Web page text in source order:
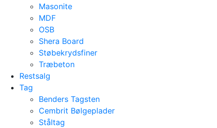
Masonite
MDF
OSB
Shera Board
Støbekrydsfiner
Træbeton
Restsalg
Tag
Benders Tagsten
Cembrit Bølgeplader
Ståltag